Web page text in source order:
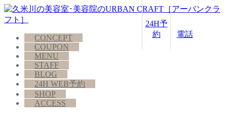
24H予
約
電話
CONCEPT
COUPON
MENU
STAFF
BLOG
24H WEB予約
SHOP
ACCESS